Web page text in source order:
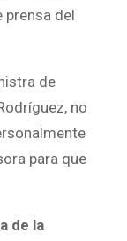
prensa del
de
no
para que
de la